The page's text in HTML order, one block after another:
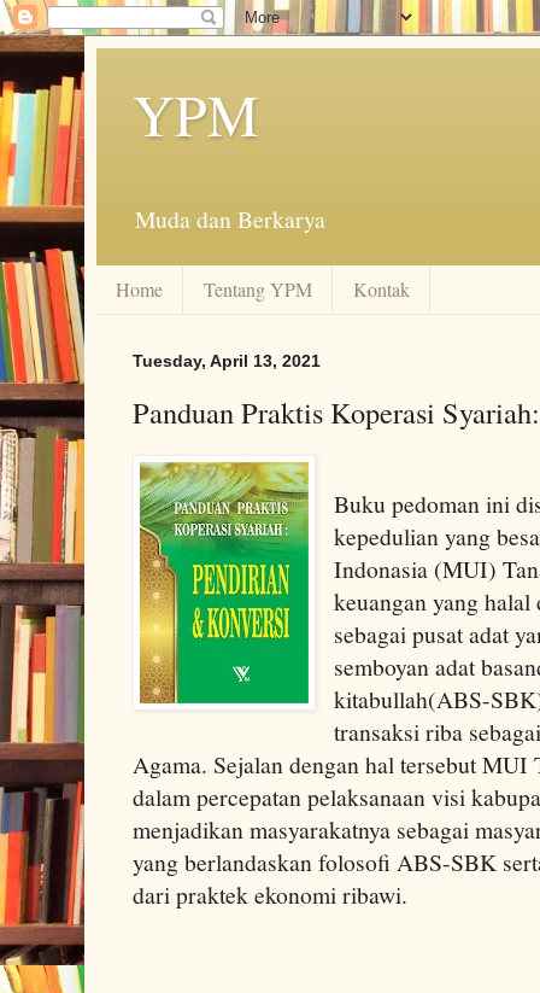
YPM
Muda dan Berkarya
Home Tentang YPM Kontak
Tuesday, April 13, 2021
Panduan Praktis Koperasi
Buku pedoman ini
kepedulian yang
Indonasia (MUI)
keuangan yang
sebagai pusat adat
semboyan adat
kitabullah(ABS-
transaksi riba
Agama. Sejalan dengan hal tersebut MUI
dalam percepatan pelaksanaan visi
menjadikan masyarakatnya sebagai
yang berlandaskan folosofi ABS-SBK
dari praktek ekonomi ribawi.